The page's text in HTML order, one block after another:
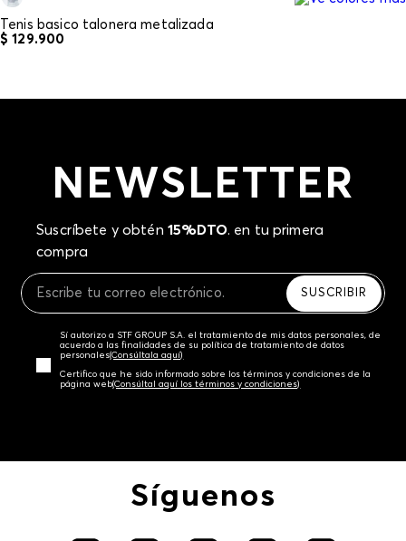
Tenis basico talonera metalizada
$ 129.900
NEWSLETTER
Suscríbete y obtén 15%DTO. en tu primera
compra
SUSCRIBIR
Sí autorizo a STF GROUP S.A. el tratamiento de mis datos personales, de
acuerdo a las finalidades de su política de tratamiento de datos
personales‎(Consúltala aquí)
Certifico que he sido informado sobre los términos y condiciones de la
página web‎(Consúltal aquí los términos y condiciones)
Síguenos